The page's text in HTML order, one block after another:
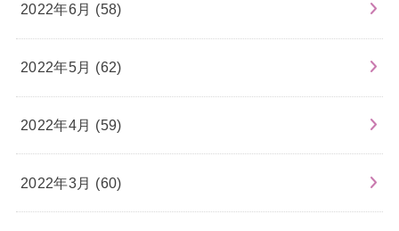
2022年6月 (58)
2022年5月 (62)
2022年4月 (59)
2022年3月 (60)